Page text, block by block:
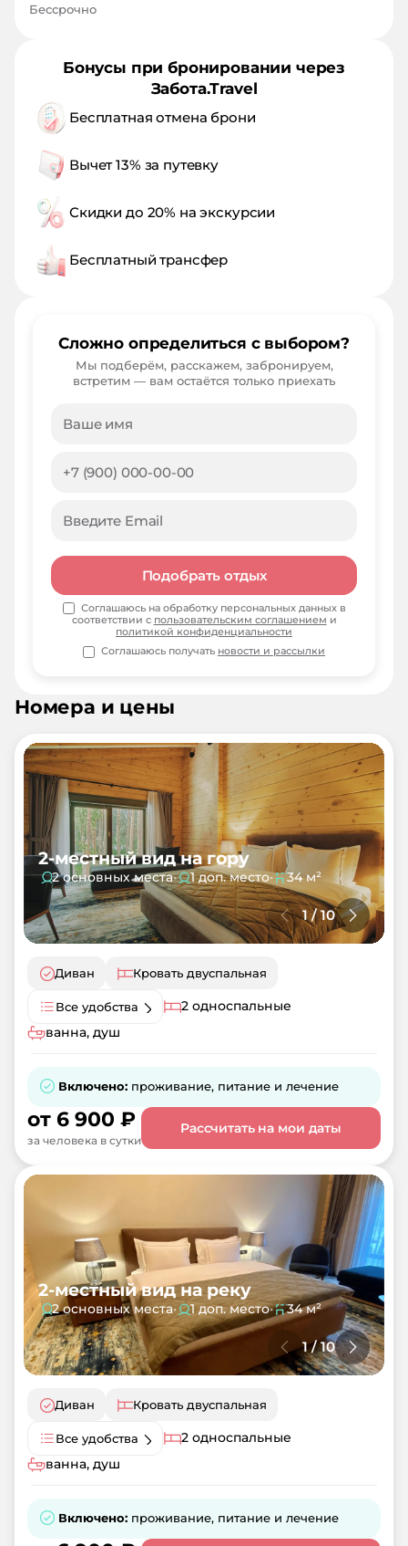
Номера и цены
2-местный вид на гору
2 основных места• 1 доп. место• 34 м²
1/10
Диван Кровать двуспальная
Все удобства
2 односпальные
ванна, душ
Включено: проживание, питание и лечение
от 6 900 ₽
за человека в сутки
Рассчитать на мои даты
2-местный вид на реку
2 основных места• 1 доп. место• 34 м²
1/10
Диван Кровать двуспальная
Все удобства
2 односпальные
ванна, душ
Включено: проживание, питание и лечение
Бессрочно
Бонусы при бронировании через
Забота.Travel
Бесплатная отмена брони
Вычет 13% за путевку
Скидки до 20% на экскурсии
Бесплатный трансфер
Сложно определиться с выбором?
Мы подберём, расскажем, забронируем,
встретим — вам остаётся только приехать
Подобрать отдых
Соглашаюсь на обработку персональных данных в
соответствии с пользовательским соглашением и
политикой конфиденциальности
Соглашаюсь получать новости и рассылки